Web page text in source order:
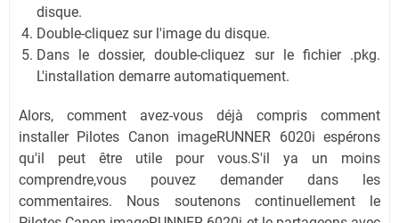
disque.
Double-cliquez sur l'image du disque.
Dans le dossier, double-cliquez sur le fichier .pkg.
L'installation demarre automatiquement.
Alors, comment avez-vous déjà compris comment
installer Pilotes Canon imageRUNNER 6020i espérons
qu'il peut être utile pour vous.S'il ya un moins
comprendre,vous pouvez demander dans les
commentaires. Nous soutenons continuellement le